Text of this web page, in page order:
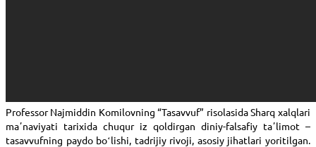
Professor Najmiddin Komilovning “Tasavvuf” risolasida Sharq xalqlari
maʼnaviyati tarixida chuqur iz qoldirgan diniy-falsafiy taʼlimot –
tasavvufning paydo boʻlishi, tadrijiy rivoji, asosiy jihatlari yoritilgan.